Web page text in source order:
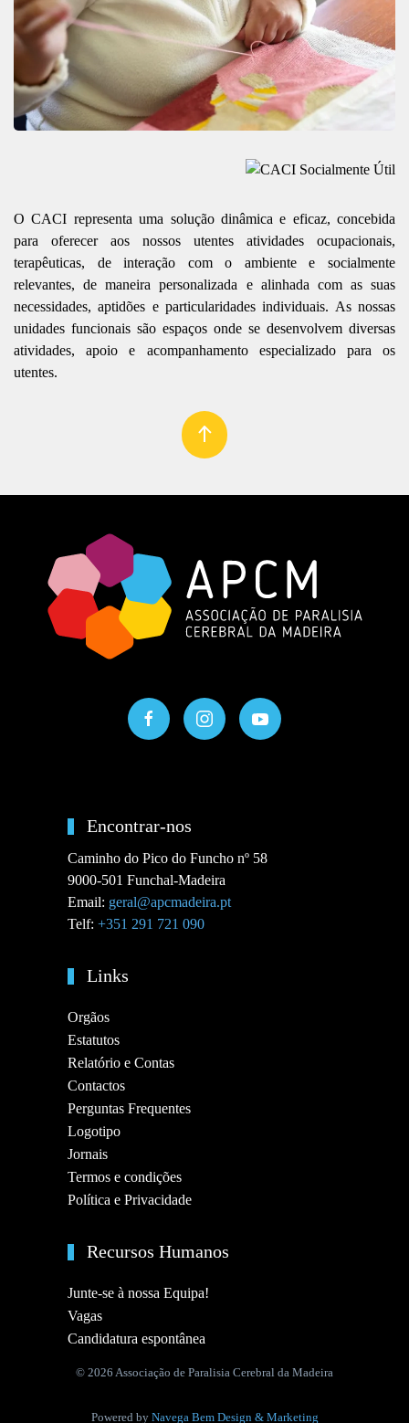
O CACI representa uma solução dinâmica e eficaz, concebida
para oferecer aos nossos utentes atividades ocupacionais,
terapêuticas, de interação com o ambiente e socialmente
relevantes, de maneira personalizada e alinhada com as suas
necessidades, aptidões e particularidades individuais. As nossas
unidades funcionais são espaços onde se desenvolvem diversas
atividades, apoio e acompanhamento especializado para os
utentes.
Encontrar-nos
Caminho do Pico do Funcho nº 58
9000-501 Funchal-Madeira
Email: geral@apcmadeira.pt
Telf: +351 291 721 090
Links
Orgãos
Estatutos
Relatório e Contas
Contactos
Perguntas Frequentes
Logotipo
Jornais
Termos e condições
Política e Privacidade
Recursos Humanos
Junte-se à nossa Equipa!
Vagas
Candidatura espontânea
© 2026 Associação de Paralisia Cerebral da Madeira
Powered by Navega Bem Design & Marketing